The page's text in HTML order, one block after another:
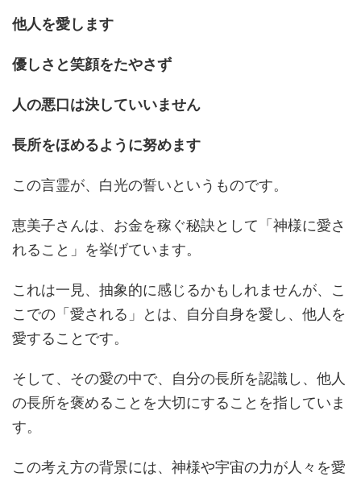
他人を愛します
優しさと笑顔をたやさず
人の悪口は決していいません
長所をほめるように努めます
この言霊が、白光の誓いというものです。
恵美子さんは、お金を稼ぐ秘訣として「神様に愛さ
れること」を挙げています。
これは一見、抽象的に感じるかもしれませんが、こ
こでの「愛される」とは、自分自身を愛し、他人を
愛することです。
そして、その愛の中で、自分の長所を認識し、他人
の長所を褒めることを大切にすることを指していま
す。
この考え方の背景には、神様や宇宙の力が人々を愛